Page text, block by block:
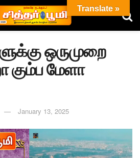
ஒருமுறை
கும்ப மேளா
January 13, 2025
Translate »